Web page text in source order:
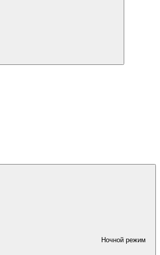
Ночной режим